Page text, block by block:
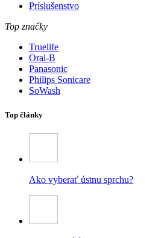
Príslušenstvo
Top značky
Truelife
Oral-B
Panasonic
Philips Sonicare
SoWash
Top články
Ako vyberať ústnu sprchu?